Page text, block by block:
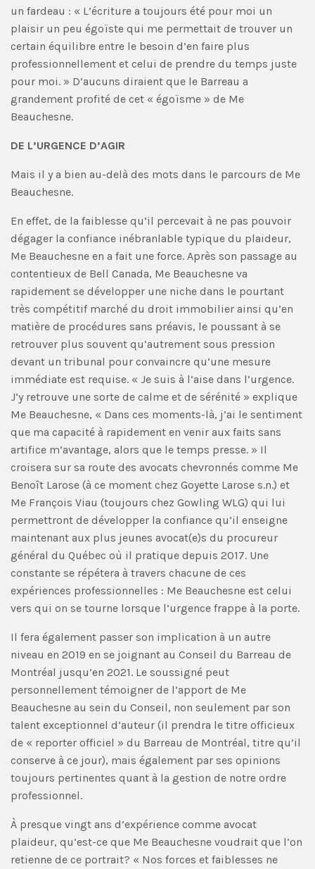
un fardeau : « L’écriture a toujours été pour moi un
plaisir un peu égoïste qui me permettait de trouver un
certain équilibre entre le besoin d’en faire plus
professionnellement et celui de prendre du temps juste
pour moi. » D’aucuns diraient que le Barreau a
grandement profité de cet « égoïsme » de Me
Beauchesne.
DE L’URGENCE D’AGIR
Mais il y a bien au-delà des mots dans le parcours de Me
Beauchesne.
En effet, de la faiblesse qu’il percevait à ne pas pouvoir
dégager la confiance inébranlable typique du plaideur,
Me Beauchesne en a fait une force. Après son passage au
contentieux de Bell Canada, Me Beauchesne va
rapidement se développer une niche dans le pourtant
très compétitif marché du droit immobilier ainsi qu’en
matière de procédures sans préavis, le poussant à se
retrouver plus souvent qu’autrement sous pression
devant un tribunal pour convaincre qu’une mesure
immédiate est requise. « Je suis à l’aise dans l’urgence.
J’y retrouve une sorte de calme et de sérénité » explique
Me Beauchesne, « Dans ces moments-là, j’ai le sentiment
que ma capacité à rapidement en venir aux faits sans
artifice m’avantage, alors que le temps presse. » Il
croisera sur sa route des avocats chevronnés comme Me
Benoît Larose (à ce moment chez Goyette Larose s.n.) et
Me François Viau (toujours chez Gowling WLG) qui lui
permettront de développer la confiance qu’il enseigne
maintenant aux plus jeunes avocat(e)s du procureur
général du Québec où il pratique depuis 2017. Une
constante se répétera à travers chacune de ces
expériences professionnelles : Me Beauchesne est celui
vers qui on se tourne lorsque l’urgence frappe à la porte.
Il fera également passer son implication à un autre
niveau en 2019 en se joignant au Conseil du Barreau de
Montréal jusqu’en 2021. Le soussigné peut
personnellement témoigner de l’apport de Me
Beauchesne au sein du Conseil, non seulement par son
talent exceptionnel d’auteur (il prendra le titre officieux
de « reporter officiel » du Barreau de Montréal, titre qu’il
conserve à ce jour), mais également par ses opinions
toujours pertinentes quant à la gestion de notre ordre
professionnel.
À presque vingt ans d’expérience comme avocat
plaideur, qu’est-ce que Me Beauchesne voudrait que l’on
retienne de ce portrait? « Nos forces et faiblesses ne